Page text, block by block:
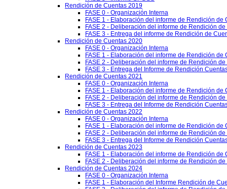
Rendición de Cuentas 2019
FASE 0 - Organización Interna
FASE 1 - Elaboración del informe de Rendición de
FASE 2 - Deliberación del informe de Rendición
FASE 3 - Entrega del informe de Rendición de
Rendición de Cuentas 2020
FASE 0 - Organización Interna
FASE 1 - Elaboración del informe de Rendición de
FASE 2 - Deliberación del informe de Rendición
FASE 3 - Entrega del Informe de Rendición
Rendición de Cuentas 2021
FASE 0 - Organización Interna
FASE 1 - Elaboración del informe de Rendición de
FASE 2 - Deliberación del informe de Rendición
FASE 3 - Entrega del Informe de Rendición
Rendición de Cuentas 2022
FASE 0 - Organización Interna
FASE 1 - Elaboración del informe de Rendición de
FASE 2 - Deliberación del informe de Rendición
FASE 3 - Entrega del Informe de Rendición
Rendición de Cuentas 2023
FASE 1 - Elaboración del informe de Rendición de
FASE 2 - Deliberación del informe de Rendición
Rendición de Cuentas 2024
FASE 0 - Organización Interna
FASE 1 - Elaboración del Informe Rendición de